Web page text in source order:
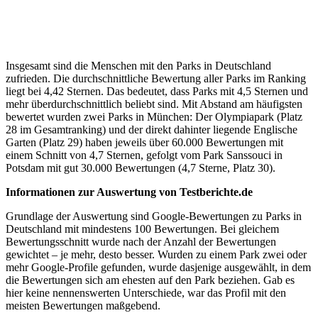
Insgesamt sind die Menschen mit den Parks in Deutschland
zufrieden. Die durchschnittliche Bewertung aller Parks im Ranking
liegt bei 4,42 Sternen. Das bedeutet, dass Parks mit 4,5 Sternen und
mehr überdurchschnittlich beliebt sind. Mit Abstand am häufigsten
bewertet wurden zwei Parks in München: Der Olympiapark (Platz
28 im Gesamtranking) und der direkt dahinter liegende Englische
Garten (Platz 29) haben jeweils über 60.000 Bewertungen mit
einem Schnitt von 4,7 Sternen, gefolgt vom Park Sanssouci in
Potsdam mit gut 30.000 Bewertungen (4,7 Sterne, Platz 30).
Informationen zur Auswertung von Testberichte.de
Grundlage der Auswertung sind Google-Bewertungen zu Parks in
Deutschland mit mindestens 100 Bewertungen. Bei gleichem
Bewertungsschnitt wurde nach der Anzahl der Bewertungen
gewichtet – je mehr, desto besser. Wurden zu einem Park zwei oder
mehr Google-Profile gefunden, wurde dasjenige ausgewählt, in dem
die Bewertungen sich am ehesten auf den Park beziehen. Gab es
hier keine nennenswerten Unterschiede, war das Profil mit den
meisten Bewertungen maßgebend.